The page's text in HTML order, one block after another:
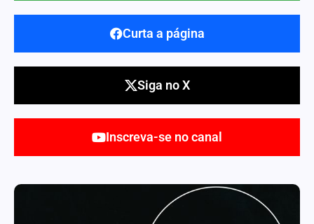
Curta a página
Siga no X
Inscreva-se no canal